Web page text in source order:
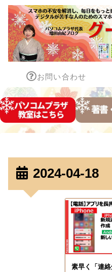
お問い合わせ
2024-04-18
素早く「連